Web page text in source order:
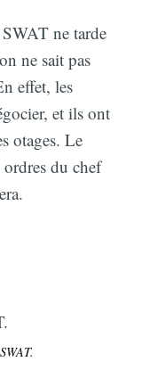
ne tarde
ne sait pas
effet, les
et ils ont
otages. Le
du chef